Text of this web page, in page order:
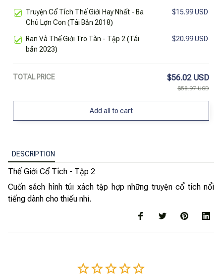
Truyện Cổ Tích Thế Giới Hay Nhất - Ba
Chú Lợn Con (Tái Bản 2018)
$15.99 USD
Ran Và Thế Giới Tro Tàn - Tập 2 (Tái
bản 2023)
$20.99 USD
TOTAL PRICE $56.02 USD
$58.97 USD
Add all to cart
DESCRIPTION
Thế Giới Cổ Tích - Tập 2
Cuốn sách hình túi xách tập hợp những truyện cổ tích nổi
tiếng dành cho thiếu nhi.